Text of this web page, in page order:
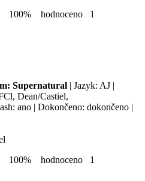
100% hodnoceno 1
Supernatural | Jazyk: AJ |
Dean/Castiel,
ano | Dokončeno: dokončeno |
100% hodnoceno 1